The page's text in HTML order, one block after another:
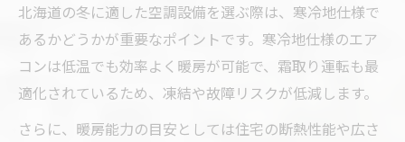
北海道の冬に適した空調設備を選ぶ際は、寒冷地仕様で
あるかどうかが重要なポイントです。寒冷地仕様のエア
コンは低温でも効率よく暖房が可能で、霜取り運転も最
適化されているため、凍結や故障リスクが低減します。
さらに、暖房能力の目安としては住宅の断熱性能や広さ